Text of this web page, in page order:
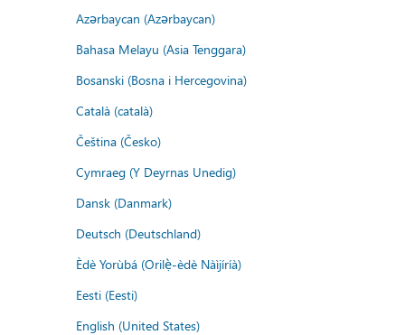
Azərbaycan (Azərbaycan)
Bahasa Melayu (Asia Tenggara)
Bosanski (Bosna i Hercegovina)
Català (català)
Čeština (Česko)
Cymraeg (Y Deyrnas Unedig)
Dansk (Danmark)
Deutsch (Deutschland)
Èdè Yorùbá (Orilẹ̀-èdè Nàìjíríà)
Eesti (Eesti)
English (United States)